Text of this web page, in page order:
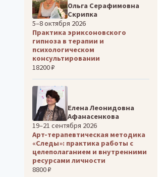
Ольга Серафимовна
Скрипка
5–8 октября 2026
Практика эриксоновского
гипноза в терапии и
психологическом
консультировании
18200 ₽
Елена Леонидовна
Афанасенкова
19–21 сентября 2026
Арт-терапевтическая методика
«Следы»: практика работы с
целеполаганием и внутренними
ресурсами личности
8800 ₽